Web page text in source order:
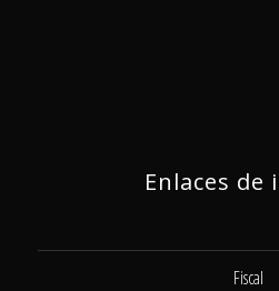
Enlaces de
Fiscal